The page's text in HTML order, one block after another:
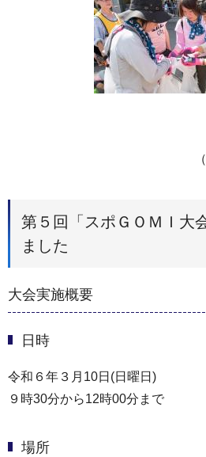
第５回「スポＧＯＭＩ大
ました
大会実施概要
日時
令和６年３月10日(日曜日)
９時30分から12時00分まで
場所